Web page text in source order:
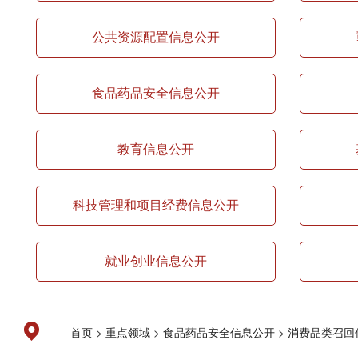
公共资源配置信息公开
食品药品安全信息公开
教育信息公开
科技管理和项目经费信息公开
就业创业信息公开
首页 > 重点领域 > 食品药品安全信息公开 > 消费品类召回